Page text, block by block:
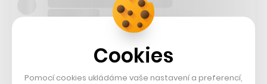
Cookies
Pomocí cookies ukládáme vaše nastavení a preferencí,